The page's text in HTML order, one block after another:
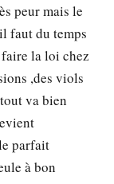
peur mais le
faut du temps
faire la loi chez
,des viols
va bien
parfait
à bon